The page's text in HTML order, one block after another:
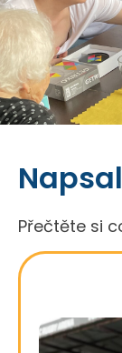
Přečtěte si